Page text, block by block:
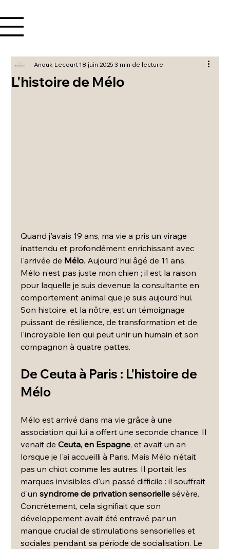
L'histoire de Mélo
Anouk Lecourt18 juin 20253 min de lecture
Quand j'avais 19 ans, ma vie a pris un virage
inattendu et profondément enrichissant avec
l'arrivée de Mélo. Aujourd'hui âgé de 11 ans,
Mélo n'est pas juste mon chien ; il est la raison
pour laquelle je suis devenue la consultante en
comportement animal que je suis aujourd'hui.
Son histoire, et la nôtre, est un témoignage
puissant de résilience, de transformation et de
l'incroyable lien qui peut unir un humain et son
compagnon à quatre pattes.
De Ceuta à Paris : L'histoire de
Mélo
Mélo est arrivé dans ma vie grâce à une
association qui lui a offert une seconde chance. Il
venait de Ceuta, en Espagne, et avait un an
lorsque je l'ai accueilli à Paris. Mais Mélo n'était
pas un chiot comme les autres. Il portait les
marques invisibles d'un passé difficile : il souffrait
d'un syndrome de privation sensorielle sévère.
Concrètement, cela signifiait que son
développement avait été entravé par un
manque crucial de stimulations sensorielles et
sociales pendant sa période de socialisation. Le